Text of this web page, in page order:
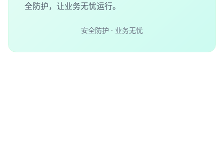
全防护，让业务无忧运行。
安全防护 · 业务无忧